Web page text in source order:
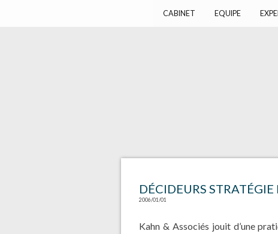
CABINET EQUIPE
DÉCIDEURS
2006/01/01
Kahn & Associés jouit d’une